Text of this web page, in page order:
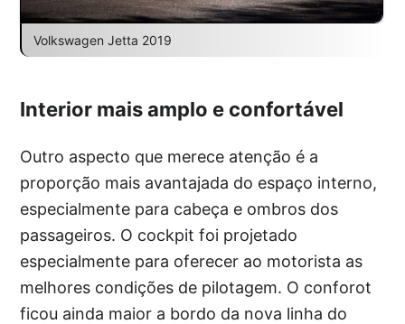
Volkswagen Jetta 2019
Interior mais amplo e confortável
Outro aspecto que merece atenção é a
proporção mais avantajada do espaço interno,
especialmente para cabeça e ombros dos
passageiros. O cockpit foi projetado
especialmente para oferecer ao motorista as
melhores condições de pilotagem. O conforot
ficou ainda maior a bordo da nova linha do